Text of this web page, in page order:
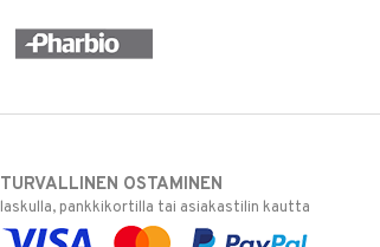
TURVALLINEN OSTAMINEN
laskulla, pankkikortilla tai asiakastilin kautta